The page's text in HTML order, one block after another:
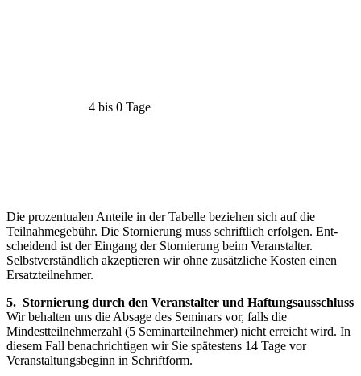
4 bis 0 Tage
Die prozentualen Anteile in der Tabelle beziehen sich auf die
Teilnahmegebühr. Die Stornierung muss schriftlich erfolgen. Ent­
scheidend ist der Eingang der Stornierung beim Veranstalter.
Selbstverständ­lich akzeptieren wir ohne zusätzliche Kosten einen
Ersatzteilnehmer.
5. Stornierung durch den Veranstalter und Haftungsausschluss
Wir behalten uns die Absage des Seminars vor, falls die
Mindestteilnehmerzahl (5 Seminarteilnehmer) nicht erreicht wird. In
diesem Fall benachrichtigen wir Sie spätestens 14 Tage vor
Veranstaltungsbeginn in Schriftform.